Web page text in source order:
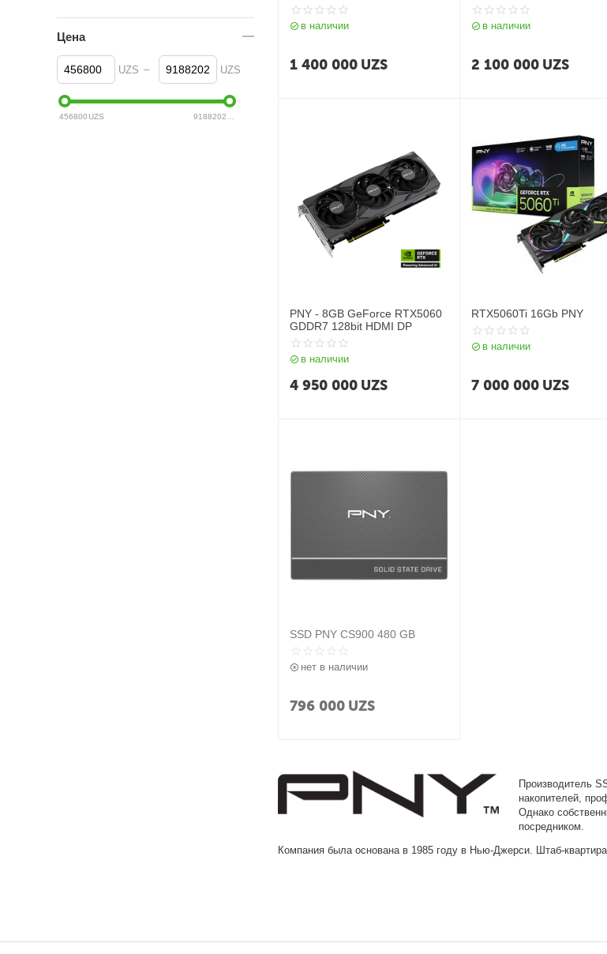
Производитель
накопителей,
Однако
посредником.
Компания была основана в 1985 году в Нью-Джерси. Штаб-
в наличии
1 400 000 UZS
в наличии
2 100 000 UZS
PNY - 8GB GeForce RTX5060
GDDR7 128bit HDMI DP
в наличии
4 950 000 UZS
RTX5060Ti 16Gb PNY
в наличии
7 000 000 UZS
SSD PNY CS900 480 GB
нет в наличии
796 000 UZS
Цена
UZS – UZS
456800UZS 9188202